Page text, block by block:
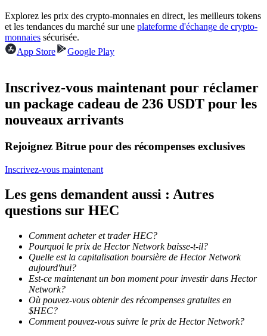
Profitez du partage des bénéfices et des commissions de copy
trading
Information
Analyse de mégadonnées, y compris des informations
commerciales, etc.
Explorez les prix des crypto-monnaies en direct, les meilleurs tokens
et les tendances du marché sur une plateforme d'échange de crypto-
monnaies sécurisée.
App Store
Google Play
Inscrivez-vous maintenant pour réclamer
un package cadeau de 236 USDT pour les
nouveaux arrivants
Rejoignez Bitrue pour des récompenses exclusives
Inscrivez-vous maintenant
Les gens demandent aussi : Autres
questions sur HEC
Comment acheter et trader HEC?
Pourquoi le prix de Hector Network baisse-t-il?
Quelle est la capitalisation boursière de Hector Network
aujourd'hui?
Est-ce maintenant un bon moment pour investir dans Hector
Network?
Où pouvez-vous obtenir des récompenses gratuites en
$HEC?
Comment pouvez-vous suivre le prix de Hector Network?